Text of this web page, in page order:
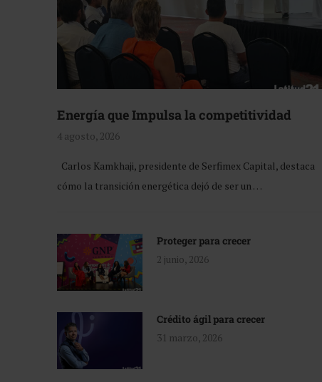
Energía que Impulsa la competitividad
4 agosto, 2026
Carlos Kamkhaji, presidente de Serfimex Capital, destaca
cómo la transición energética dejó de ser un …
Proteger para crecer
2 junio, 2026
Crédito ágil para crecer
31 marzo, 2026